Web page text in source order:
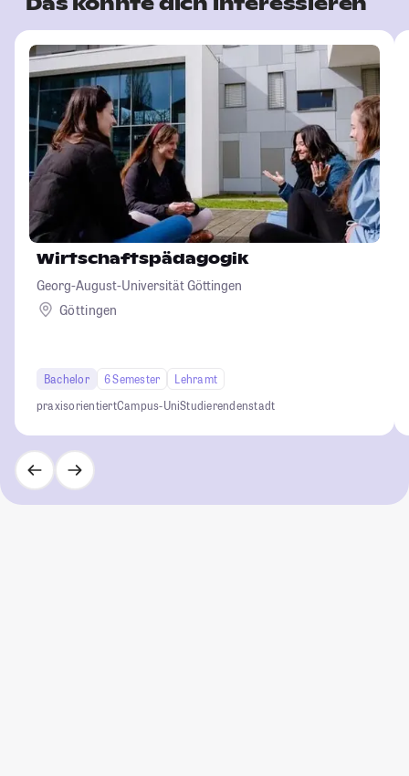
Wirtschaftspädagogik
Georg-August-Universität Göttingen
Göttingen
Bachelor 6 Semester
Lehramt
praxisorientiertCampus-UniStudierendenstadt